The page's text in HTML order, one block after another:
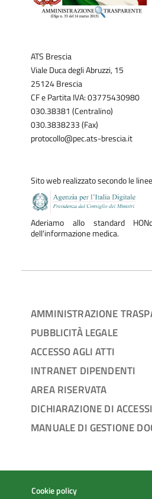
ATS Brescia
Viale Duca degli Abruzzi, 15
25124 Brescia
CF e Partita IVA: 03775430980
030.38381 (Centralino)
030.3838233 (Fax)
protocollo@pec.ats-brescia.it
Sito web realizzato secondo le
Aderiamo allo standard
dell'informazione medica.
AMMINISTRAZIONE
PUBBLICITÀ LEGALE
ACCESSO AGLI ATTI
INTRANET DIPENDENTI
AREA RISERVATA
DICHIARAZIONE DI
MANUALE DI GESTIONE
Cookie policy